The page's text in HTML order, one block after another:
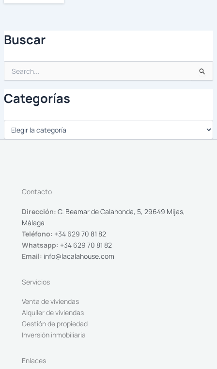
Buscar
Buscar
por:
Categorías
Contacto
Dirección: C. Beamar de Calahonda, 5, 29649 Mijas,
Málaga
Teléfono: +34 629 70 81 82
Whatsapp: +34 629 70 81 82
Email: info@lacalahouse.com
Servicios
Venta de viviendas
Alquiler de viviendas
Gestión de propiedad
Inversión inmobiliaria
Enlaces